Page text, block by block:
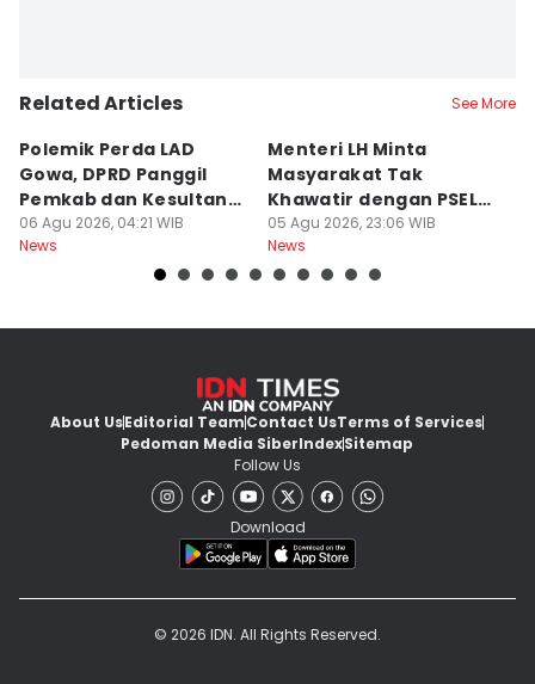
Related Articles See More
Polemik Perda LAD
Gowa, DPRD Panggil
Pemkab dan Kesultanan
Gowa
06 Agu 2026, 04:21 WIB
News
Menteri LH Minta
Masyarakat Tak
Khawatir dengan PSEL
Modern
05 Agu 2026, 23:06 WIB
News
About UsEditorial TeamContact UsTerms of Services
Pedoman Media SiberIndexSitemap
Follow Us
Download
© 2026 IDN. All Rights Reserved.